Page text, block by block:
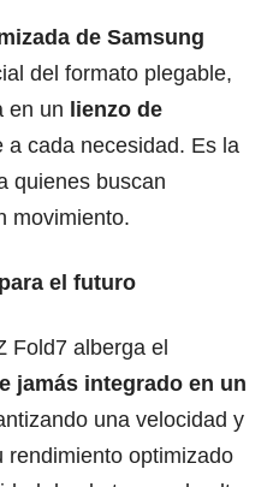
de Samsung
del formato plegable,
en un lienzo de
a cada necesidad. Es la
quienes buscan
movimiento.
el futuro
Fold7 alberga el
jamás integrado en un
una velocidad y
rendimiento optimizado